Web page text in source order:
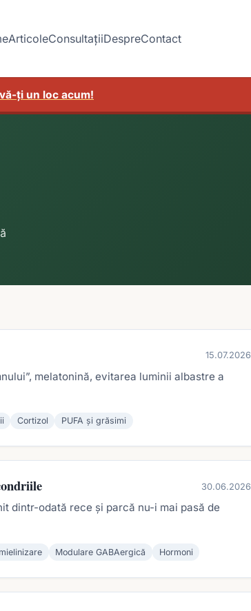
ArticoleConsultațiiDespreContact
ți un loc acum!
15.07.2026
melatonină, evitarea luminii albastre a
Cortizol PUFA și grăsimi
30.06.2026
dintr-odată rece și parcă nu-i mai pasă de
Modulare GABAergică Hormoni